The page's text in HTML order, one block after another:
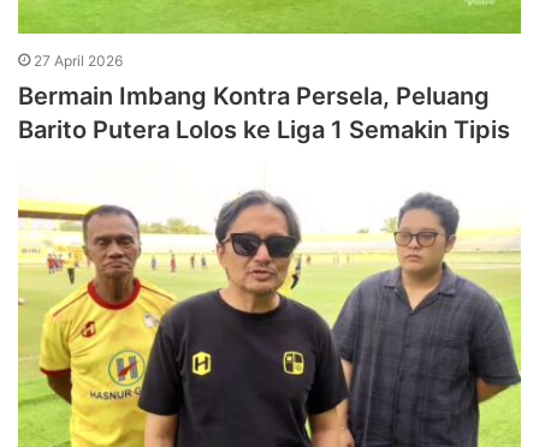
27 April 2026
Bermain Imbang Kontra Persela, Peluang
Barito Putera Lolos ke Liga 1 Semakin Tipis